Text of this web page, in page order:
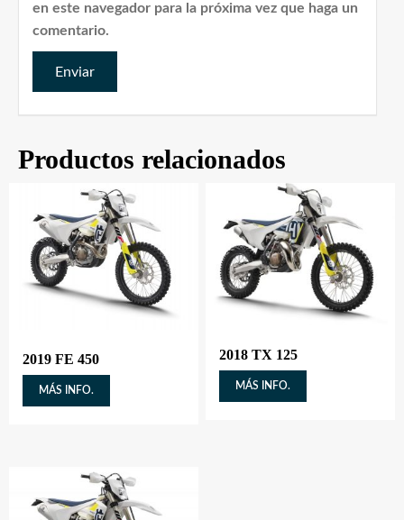
en este navegador para la próxima vez que haga un
comentario.
Productos relacionados
2019 FE 450
MÁS INFO.
2018 TX 125
MÁS INFO.